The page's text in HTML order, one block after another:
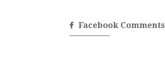
Facebook Comments